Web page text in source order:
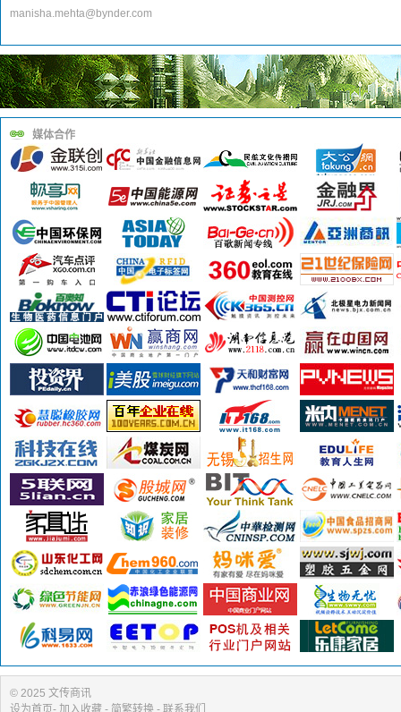
manisha.mehta@bynder.com
媒体合作
© 2025 文传商讯
设为首页- 加入收藏 - 简繁转换 - 联系我们